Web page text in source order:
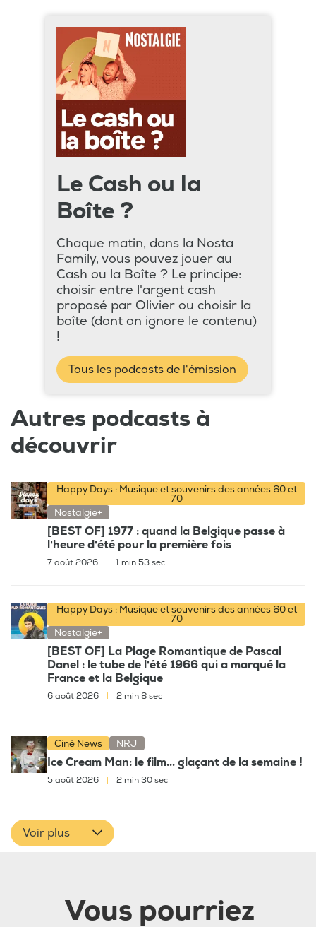
Le Cash ou la
Boîte ?
Chaque matin, dans la Nosta
Family, vous pouvez jouer au
Cash ou la Boîte ? Le principe:
choisir entre l'argent cash
proposé par Olivier ou choisir la
boîte (dont on ignore le contenu)
!
Tous les podcasts de l'émission
Autres podcasts à
découvrir
Happy Days : Musique et souvenirs des années 60 et
70
Nostalgie+
[BEST OF] 1977 : quand la Belgique passe à
l'heure d'été pour la première fois
7 août 2026 1 min 53 sec
Happy Days : Musique et souvenirs des années 60 et
70
Nostalgie+
[BEST OF] La Plage Romantique de Pascal
Danel : le tube de l'été 1966 qui a marqué la
France et la Belgique
6 août 2026 2 min 8 sec
Ciné News NRJ
Ice Cream Man: le film... glaçant de la semaine !
5 août 2026 2 min 30 sec
Voir plus
Vous pourriez